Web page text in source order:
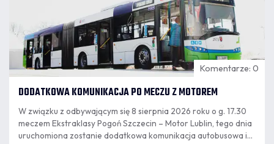
Komentarze: 0
DODATKOWA KOMUNIKACJA PO MECZU Z MOTOREM
W związku z odbywającym się 8 sierpnia 2026 roku o g. 17.30
meczem Ekstraklasy Pogoń Szczecin – Motor Lublin, tego dnia
uruchomiona zostanie dodatkowa komunikacja autobusowa i